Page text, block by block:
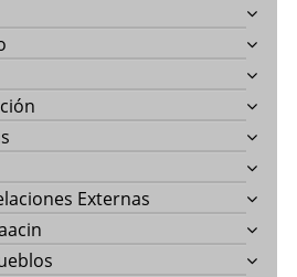
Externas